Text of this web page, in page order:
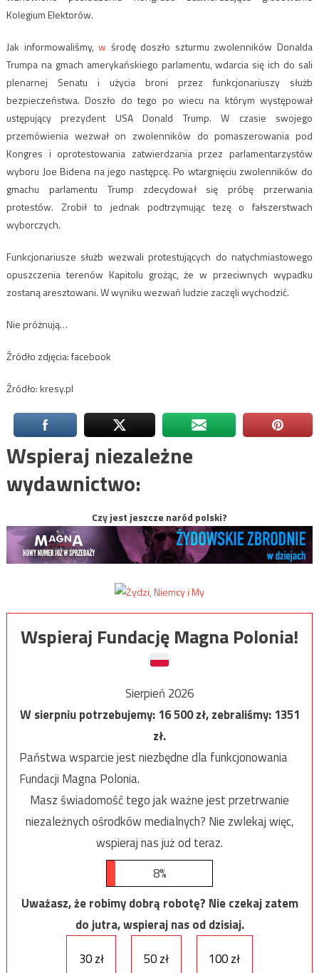
Kolegium Elektorów.
Jak informowaliśmy,w środę doszło szturmu zwolenników Donalda
Trumpa na gmach amerykańskiego parlamentu, wdarcia się ich do sali
plenarnej Senatu i użycia broni przez funkcjonariuszy służb
bezpieczeństwa. Doszło do tego po wiecu na którym występował
ustępujący prezydent USA Donald Trump. W czasie swojego
przemówienia wezwał on zwolenników do pomaszerowania pod
Kongres i oprotestowania zatwierdzania przez parlamentarzystów
wyboru Joe Bidena na jego następcę. Po wtargnięciu zwolenników do
gmachu parlamentu Trump zdecydował się próbę przerwania
protestów. Zrobił to jednak podtrzymując tezę o fałszerstwach
wyborczych.
Funkcjonariusze służb wezwali protestujących do natychmiastowego
opuszczenia terenów Kapitolu grożąc, że w przeciwnych wypadku
zostaną aresztowani. W wyniku wezwań ludzie zaczęli wychodzić.
Nie próżnują…
Źródło zdjęcia: facebook
Źródło: kresy.pl
Wspieraj niezależne
wydawnictwo:
Czy jest jeszcze naród polski?
Wspieraj Fundację Magna Polonia!
Sierpień 2026
W sierpniu potrzebujemy:16 500zł, zebraliśmy:1351
zł.
Państwa wsparcie jest niezbędne dla funkcjonowania
Fundacji Magna Polonia.
Masz świadomość tego jak ważne jest przetrwanie
niezależnych ośrodków medialnych? Nie zwlekaj więc,
wspieraj nas już od teraz.
8%
Uważasz, że robimy dobrą robotę? Nie czekaj zatem
do jutra, wspieraj nas od dzisiaj.
30 zł
50 zł 100 zł